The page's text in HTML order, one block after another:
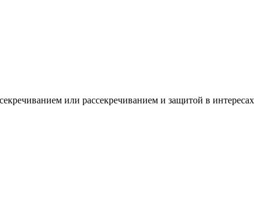
или рассекречиванием и защитой в интересах